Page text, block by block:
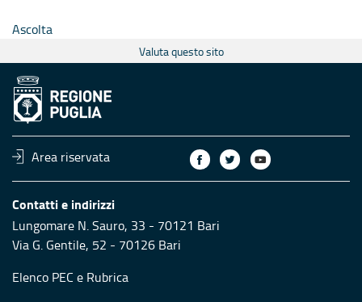
Ascolta
Valuta questo sito
Area riservata
Contatti e indirizzi
Lungomare N. Sauro, 33 - 70121 Bari
Via G. Gentile, 52 - 70126 Bari
Elenco PEC e Rubrica